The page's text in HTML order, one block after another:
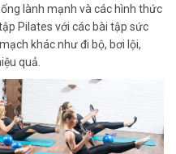
lành mạnh và các hình thức
Pilates với các bài tập sức
khác như đi bộ, bơi lội,
quả.